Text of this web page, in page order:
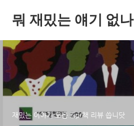
뭐 재밌는 얘기 없나
재밌는 이야기 모음.Zip/책 리뷰 씁니닷